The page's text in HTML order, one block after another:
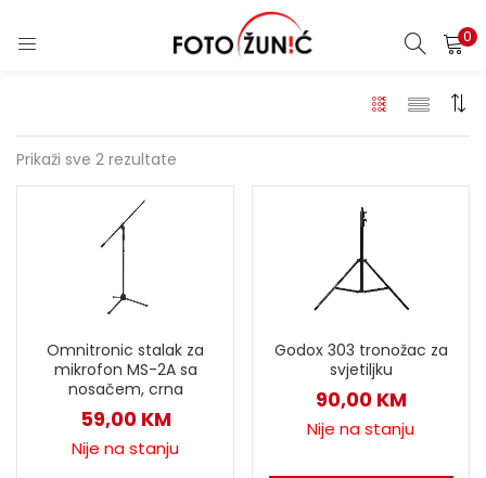
0
Prikaži sve 2 rezultate
Omnitronic stalak za
mikrofon MS-2A sa
nosačem, crna
59,00 KM
Nije na stanju
Godox 303 tronožac za
svjetiljku
90,00 KM
Nije na stanju